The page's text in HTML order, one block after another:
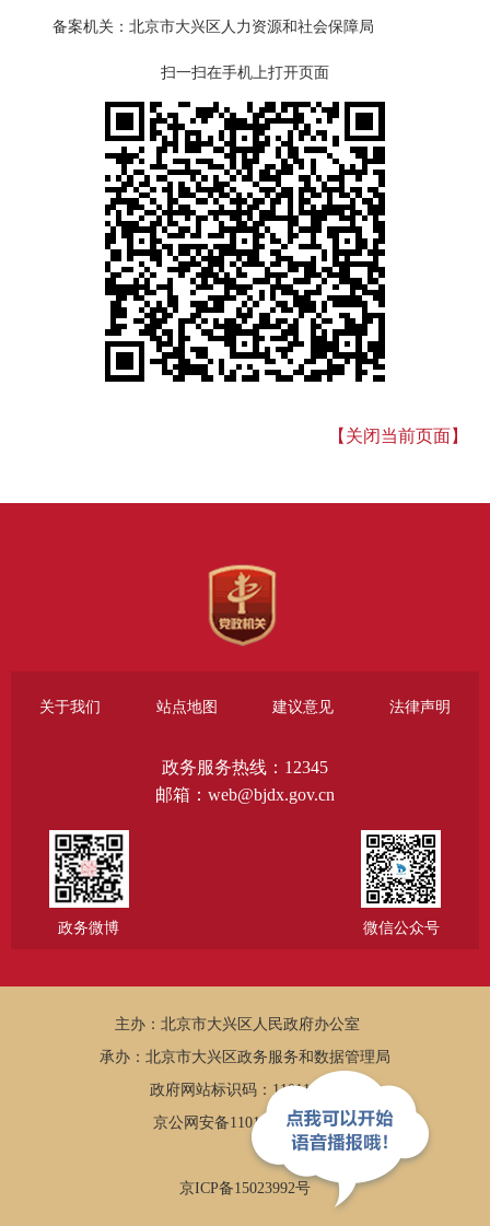
备案机关：北京市大兴区人力资源和社会保障局
扫一扫在手机上打开页面
【关闭当前页面】
关于我们 站点地图 建议意见 法律声明
政务服务热线：12345
邮箱：web@bjdx.gov.cn
政务微博 微信公众号
主办：北京市大兴区人民政府办公室
承办：北京市大兴区政务服务和数据管理局
政府网站标识码：1101150005
京公网安备11011502002502
京ICP备15023992号